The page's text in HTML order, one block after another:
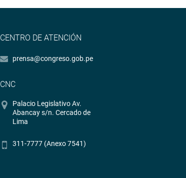
CENTRO DE ATENCIÓN
prensa@congreso.gob.pe
CNC
Palacio Legislativo Av.
Abancay s/n. Cercado de
Lima
311-7777 (Anexo 7541)